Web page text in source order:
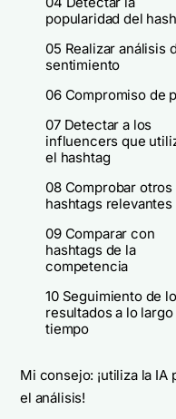
popularidad del
05 Realizar análisis
sentimiento
06 Compromiso de
07 Detectar a los
influencers que
el hashtag
08 Comprobar otros
hashtags relevantes
09 Comparar con
hashtags de la
competencia
10 Seguimiento de
resultados a lo largo
tiempo
Mi consejo: ¡utiliza la IA
el análisis!